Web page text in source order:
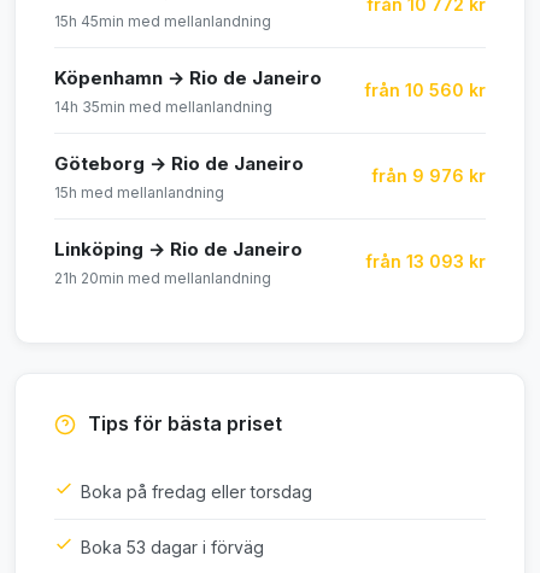
15h 45min med mellanlandning
från 10 772 kr
Köpenhamn → Rio de Janeiro
14h 35min med mellanlandning
från 10 560 kr
Göteborg → Rio de Janeiro
15h med mellanlandning
från 9 976 kr
Linköping → Rio de Janeiro
21h 20min med mellanlandning
från 13 093 kr
Tips för bästa priset
Boka på fredag eller torsdag
Boka 53 dagar i förväg